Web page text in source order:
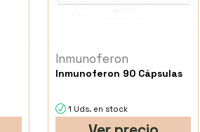
Inmunoferon
Inmunoferon 90 Cápsulas
1 Uds. en stock